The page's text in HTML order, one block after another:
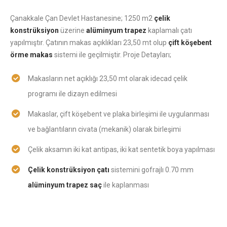
Çanakkale Çan Devlet Hastanesine; 1250 m2 çelik
konstrüksiyon üzerine alüminyum trapez kaplamalı çatı
yapılmıştır. Çatının makas açıklıkları 23,50 mt olup çift köşebent
örme makas sistemi ile geçilmiştir. Proje Detayları;
Makasların net açıklığı 23,50 mt olarak idecad çelik
programı ile dizayn edilmesi
Makaslar, çift köşebent ve plaka birleşimi ile uygulanması
ve bağlantıların civata (mekanik) olarak birleşimi
Çelik aksamın iki kat antipas, iki kat sentetik boya yapılması
Çelik konstrüksiyon çatı sistemini gofrajlı 0.70 mm
alüminyum trapez saçile kaplanması